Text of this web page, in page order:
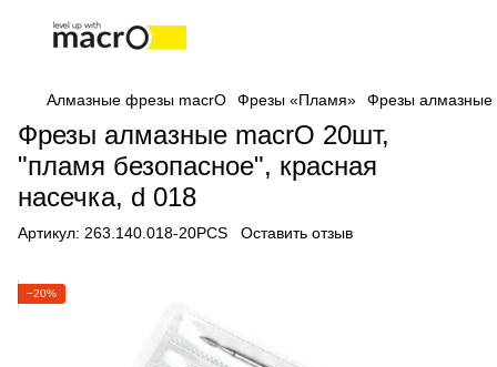
Алмазные фрезы macrO Фрезы «Пламя» Фрезы алмазные
Фрезы алмазные macrO 20шт,
"пламя безопасное", красная
насечка, d 018
Артикул: 263.140.018-20PCS Оставить отзыв
−20%